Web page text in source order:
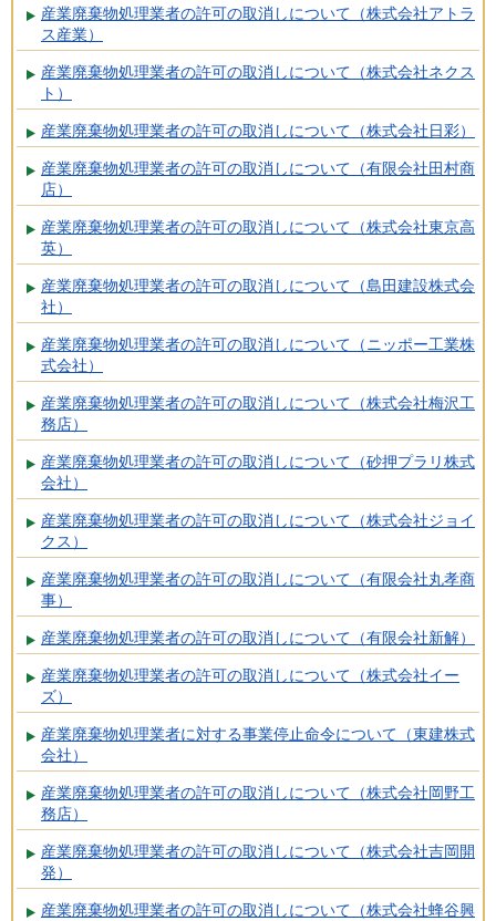
産業廃棄物処理業者の許可の取消しについて（株式会社アトラ
ス産業）
産業廃棄物処理業者の許可の取消しについて（株式会社ネクス
ト）
産業廃棄物処理業者の許可の取消しについて（株式会社日彩）
産業廃棄物処理業者の許可の取消しについて（有限会社田村商
店）
産業廃棄物処理業者の許可の取消しについて（株式会社東京高
英）
産業廃棄物処理業者の許可の取消しについて（島田建設株式会
社）
産業廃棄物処理業者の許可の取消しについて（ニッポー工業株
式会社）
産業廃棄物処理業者の許可の取消しについて（株式会社梅沢工
務店）
産業廃棄物処理業者の許可の取消しについて（砂押プラリ株式
会社）
産業廃棄物処理業者の許可の取消しについて（株式会社ジョイ
クス）
産業廃棄物処理業者の許可の取消しについて（有限会社丸孝商
事）
産業廃棄物処理業者の許可の取消しについて（有限会社新解）
産業廃棄物処理業者の許可の取消しについて（株式会社イー
ズ）
産業廃棄物処理業者に対する事業停止命令について（東建株式
会社）
産業廃棄物処理業者の許可の取消しについて（株式会社岡野工
務店）
産業廃棄物処理業者の許可の取消しについて（株式会社吉岡開
発）
産業廃棄物処理業者の許可の取消しについて（株式会社蜂谷興